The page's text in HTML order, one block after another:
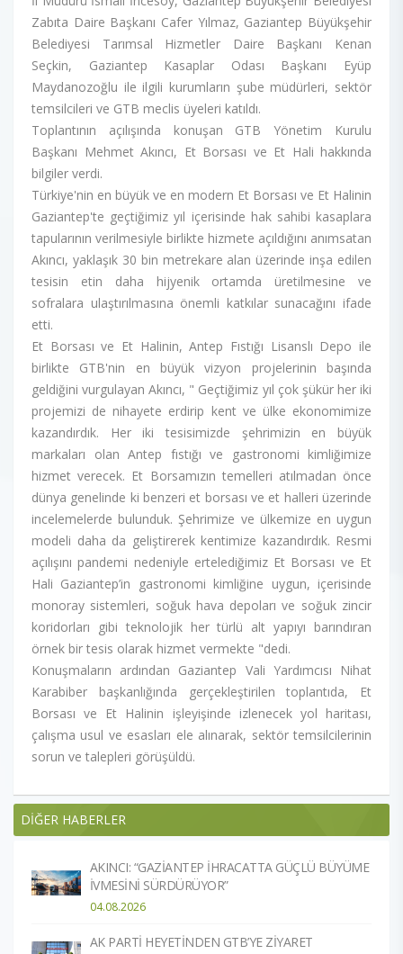
Zabıta Daire Başkanı Cafer Yılmaz, Gaziantep Büyükşehir
Belediyesi Tarımsal Hizmetler Daire Başkanı Kenan
Seçkin, Gaziantep Kasaplar Odası Başkanı Eyüp
Maydanozoğlu ile ilgili kurumların şube müdürleri, sektör
temsilcileri ve GTB meclis üyeleri katıldı.
Toplantının açılışında konuşan GTB Yönetim Kurulu
Başkanı Mehmet Akıncı, Et Borsası ve Et Hali hakkında
bilgiler verdi.
Türkiye'nin en büyük ve en modern Et Borsası ve Et Halinin
Gaziantep'te geçtiğimiz yıl içerisinde hak sahibi kasaplara
tapularının verilmesiyle birlikte hizmete açıldığını anımsatan
Akıncı, yaklaşık 30 bin metrekare alan üzerinde inşa edilen
tesisin etin daha hijyenik ortamda üretilmesine ve
sofralara ulaştırılmasına önemli katkılar sunacağını ifade
etti.
Et Borsası ve Et Halinin, Antep Fıstığı Lisanslı Depo ile
birlikte GTB'nin en büyük vizyon projelerinin başında
geldiğini vurgulayan Akıncı, " Geçtiğimiz yıl çok şükür her iki
projemizi de nihayete erdirip kent ve ülke ekonomimize
kazandırdık. Her iki tesisimizde şehrimizin en büyük
markaları olan Antep fıstığı ve gastronomi kimliğimize
hizmet verecek. Et Borsamızın temelleri atılmadan önce
dünya genelinde ki benzeri et borsası ve et halleri üzerinde
incelemelerde bulunduk. Şehrimize ve ülkemize en uygun
modeli daha da geliştirerek kentimize kazandırdık. Resmi
açılışını pandemi nedeniyle ertelediğimiz Et Borsası ve Et
Hali Gaziantep’in gastronomi kimliğine uygun, içerisinde
monoray sistemleri, soğuk hava depoları ve soğuk zincir
koridorları gibi teknolojik her türlü alt yapıyı barındıran
örnek bir tesis olarak hizmet vermekte "dedi.
Konuşmaların ardından Gaziantep Vali Yardımcısı Nihat
Karabiber başkanlığında gerçekleştirilen toplantıda, Et
Borsası ve Et Halinin işleyişinde izlenecek yol haritası,
çalışma usul ve esasları ele alınarak, sektör temsilcilerinin
sorun ve talepleri görüşüldü.
DİĞER HABERLER
AKINCI: “GAZİANTEP İHRACATTA GÜÇLÜ BÜYÜME
İVMESİNİ SÜRDÜRÜYOR”
04.08.2026
AK PARTİ HEYETİNDEN GTB’YE ZİYARET